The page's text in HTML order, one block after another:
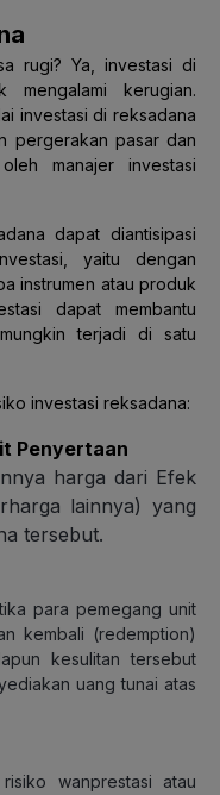
rugi? Ya, investasi di
mengalami kerugian.
investasi di reksadana
pergerakan pasar dan
manajer investasi
dapat diantisipasi
yaitu dengan
instrumen atau produk
dapat membantu
terjadi di satu
investasi reksadana:
Penyertaan
harga dari Efek
lainnya) yang
tersebut.
para pemegang unit
kembali (redemption)
kesulitan tersebut
uang tunai atas
wanprestasi atau